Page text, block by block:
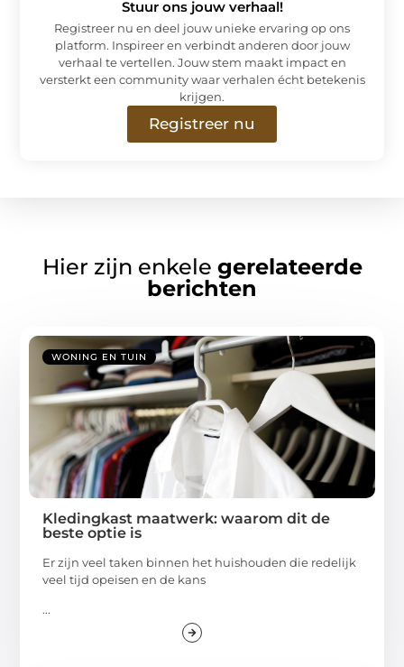
Stuur ons jouw verhaal!
Registreer nu en deel jouw unieke ervaring op ons
platform. Inspireer en verbindt anderen door jouw
verhaal te vertellen. Jouw stem maakt impact en
versterkt een community waar verhalen écht betekenis
krijgen.
Registreer nu
Hier zijn enkele gerelateerde
berichten
WONING EN TUIN
Kledingkast maatwerk: waarom dit de
beste optie is
Er zijn veel taken binnen het huishouden die redelijk
veel tijd opeisen en de kans
...